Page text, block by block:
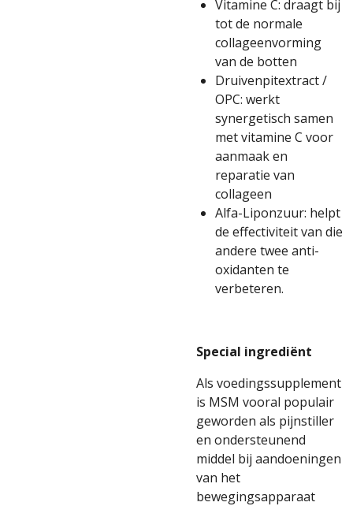
Vitamine C: draagt bij
tot de normale
collageenvorming
van de botten
Druivenpitextract /
OPC: werkt
synergetisch samen
met vitamine C voor
aanmaak en
reparatie van
collageen
Alfa-Liponzuur: helpt
de effectiviteit van die
andere twee anti-
oxidanten te
verbeteren.
Special ingrediënt
Als voedingssupplement
is MSM vooral populair
geworden als pijnstiller
en ondersteunend
middel bij aandoeningen
van het
bewegingsapparaat